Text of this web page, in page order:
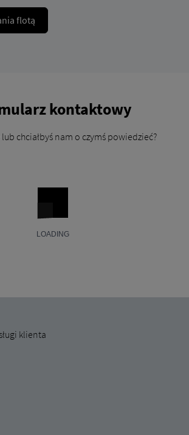
flotą
kontaktowy
chciałbyś nam o czymś powiedzieć?
klienta